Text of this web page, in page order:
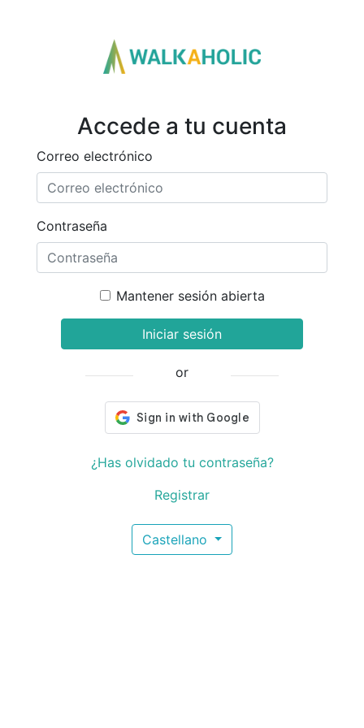
Accede a tu cuenta
Correo electrónico
Contraseña
Mantener sesión abierta
Iniciar sesión
or
¿Has olvidado tu contraseña?
Registrar
Castellano